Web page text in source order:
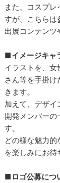
また、コスプ
すが、こちらは
出展コンテンツ
■イメージキャ
イラストを、
さん等を手掛
きます。
加えて、デザイ
開発メンバーの
す。
どの様な魅力
を楽しみにお待
■ロゴ公募につ